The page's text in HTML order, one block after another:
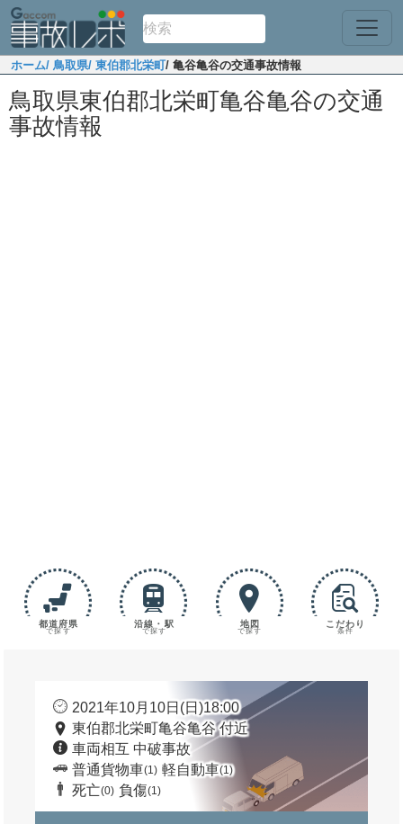
ホーム/ 鳥取県/ 東伯郡北栄町/ 亀谷亀谷の交通事故情報
鳥取県東伯郡北栄町亀谷亀谷の交通
事故情報
都道府県
で探す
沿線・駅
で探す
地図
で探す
こだわり
条件
2021年10月10日(日)18:00
東伯郡北栄町亀谷亀谷 付近
車両相互 中破事故
普通貨物車(1) 軽自動車(1)
死亡(0) 負傷(1)